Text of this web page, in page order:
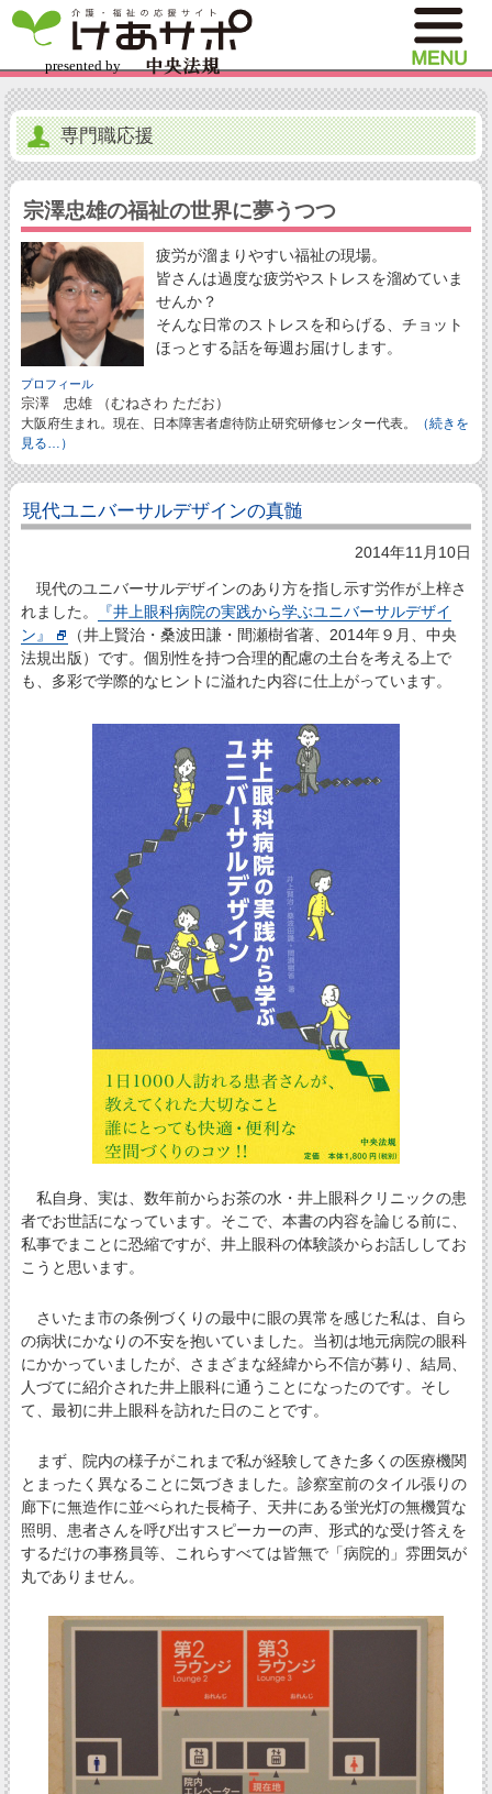
専門職応援
宗澤忠雄の福祉の世界に夢うつつ
疲労が溜まりやすい福祉の現場。
皆さんは過度な疲労やストレスを溜めていま
せんか？
そんな日常のストレスを和らげる、チョット
ほっとする話を毎週お届けします。
プロフィール
宗澤 忠雄 （むねさわ ただお）
大阪府生まれ。現在、日本障害者虐待防止研究研修センター代表。
（続きを
見る…）
現代ユニバーサルデザインの真髄
2014年11月10日
現代のユニバーサルデザインのあり方を指し示す労作が上梓さ
れました。
『井上眼科病院の実践から学ぶユニバーサルデザイ
ン』
（井上賢治・桑波田謙・間瀬樹省著、2014年９月、中央
法規出版）です。個別性を持つ合理的配慮の土台を考える上で
も、多彩で学際的なヒントに溢れた内容に仕上がっています。
私自身、実は、数年前からお茶の水・井上眼科クリニックの患
者でお世話になっています。そこで、本書の内容を論じる前に、
私事でまことに恐縮ですが、井上眼科の体験談からお話ししてお
こうと思います。
さいたま市の条例づくりの最中に眼の異常を感じた私は、自ら
の病状にかなりの不安を抱いていました。当初は地元病院の眼科
にかかっていましたが、さまざまな経緯から不信が募り、結局、
人づてに紹介された井上眼科に通うことになったのです。そし
て、最初に井上眼科を訪れた日のことです。
まず、院内の様子がこれまで私が経験してきた多くの医療機関
とまったく異なることに気づきました。診察室前のタイル張りの
廊下に無造作に並べられた長椅子、天井にある蛍光灯の無機質な
照明、患者さんを呼び出すスピーカーの声、形式的な受け答えを
するだけの事務員等、これらすべては皆無で「病院的」雰囲気が
丸でありません。